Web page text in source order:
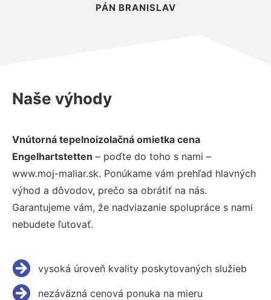
PÁN BRANISLAV
Naše výhody
Vnútorná tepelnoizolačná omietka cena
Engelhartstetten – poďte do toho s nami –
www.moj-maliar.sk. Ponúkame vám prehľad hlavných
výhod a dôvodov, prečo sa obrátiť na nás.
Garantujeme vám, že nadviazanie spolupráce s nami
nebudete ľutovať.
vysoká úroveň kvality poskytovaných služieb
nezáväzná cenová ponuka na mieru